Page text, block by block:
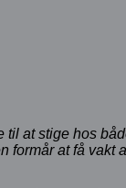
til at stige hos
formår at få